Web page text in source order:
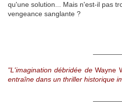
qu'une solution... Mais n'est-il pas
vengeance sanglante ?
"L'imagination débridée deWayne
entraîne dans un thriller historique